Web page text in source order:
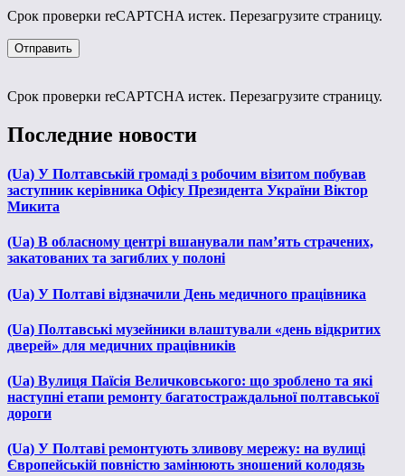
Срок проверки reCAPTCHA истек. Перезагрузите страницу.
Срок проверки reCAPTCHA истек. Перезагрузите страницу.
Последние новости
(Ua) У Полтавській громаді з робочим візитом побував
заступник керівника Офісу Президента України Віктор
Микита
(Ua) В обласному центрі вшанували пам’ять страчених,
закатованих та загиблих у полоні
(Ua) У Полтаві відзначили День медичного працівника
(Ua) Полтавські музейники влаштували «день відкритих
дверей» для медичних працівників
(Ua) Вулиця Паїсія Величковського: що зроблено та які
наступні етапи ремонту багатостраждальної полтавської
дороги
(Ua) У Полтаві ремонтують зливову мережу: на вулиці
Європейській повністю замінюють зношений колодязь